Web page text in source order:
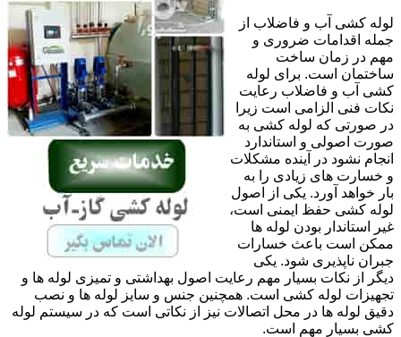
لوله کشی آب و فاضلاب از
جمله اقدامات ضروری و
مهم در زمان ساخت
ساختمان است. برای لوله
کشی آب و فاضلاب رعایت
نکات فنی الزامی است زیرا
در صورتی که لوله کشی به
صورت اصولی و استاندارد
انجام نشود در آینده مشکلات
و خسارت های زیادی را به
بار خواهد آورد. یکی از اصول
لوله کشی حفظ ایمنی است،
غیر استاندار بودن لوله ها
ممکن است باعث خسارات
جبران ناپذیری شود. یکی
دیگر از نکات بسیار مهم رعایت اصول بهداشتی و تمیزی لوله ها و
تجهیزات لوله کشی است. همچنین جنس و سایز لوله ها و نصب
دقیق لوله ها در محل اتصالات نیز از نکاتی است که در سیستم لوله
کشی بسیار مهم است.